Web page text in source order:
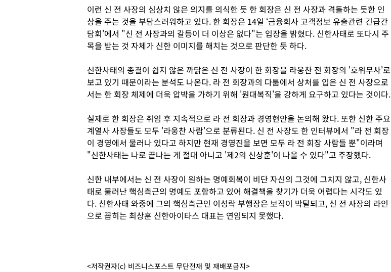
이런 신 전 사장의 심상치 않은 의지를 의식한 듯 한 회장은 신 전 사장과 격돌하는 듯한 인
상을 주는 것을 부담스러워하고 있다. 한 회장은 14일 ‘금융회사 고객정보 유출관련 긴급간
담회'에서 "신 전 사장과의 갈등이 더 이상은 없다"는 입장을 밝혔다. 신한사태로 또다시 주
목을 받는 것 자체가 신한 이미지를 해치는 것으로 판단한 듯 하다.
신한사태의 종결이 쉽지 않은 까닭은 신 전 사장이 한 회장을 라웅찬 전 회장의 '호위무사'로
보고 있기 때문이라는 분석도 나온다. 라 전 회장과의 다툼에서 상처를 입은 신 전 사장으로
서는 한 회장 체제에 더욱 압박을 가하기 위해 '원대복직'을 강하게 요구하고 있다는 것이다.
실제로 한 회장은 취임 후 지속적으로 라 전 회장과 경영현안을 논의해 왔다. 또한 신한 주요
계열사 사장들도 모두 '라웅찬 사람'으로 분류된다. 신 전 사장도 한 인터뷰에서 "라 전 회장
이 경영에서 물러나 있다고 하지만 현재 경영진을 보면 모두 라 전 회장 사람들 뿐"이라며
"신한사태는 나로 끝나는 게 절대 아니고 '제2의 신상훈'이 나올 수 있다"고 주장했다.
신한 내부에서는 신 전 사장이 원하는 명예회복이 비단 자신의 그것에 그치지 않고, 신한사
태로 물러난 핵심측근의 명예도 포함하고 있어 해결책을 찾기가 더욱 어렵다는 시각도 있
다. 신한사태 와중에 그의 핵심측근인 이성락 부행장은 보직이 박탈되고, 신 전 사장의 라인
으로 꼽히는 최상훈 신한아이타스 대표는 연임되지 못했다.
<저작권자(c) 비즈니스포스트 무단전재 및 재배포금지>